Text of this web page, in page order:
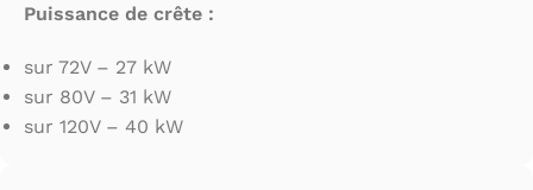
Puissance de crête :
sur 72V – 27 kW
sur 80V – 31 kW
sur 120V – 40 kW